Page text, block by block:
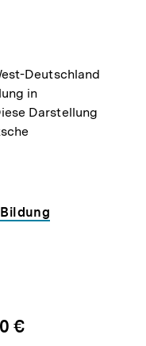
Deutschland
in
Darstellung
€